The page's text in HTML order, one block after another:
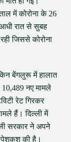
में कोरोना के 26
आधी रात से सुबह
जिससे कोरोना
बेंगलुरू में हालात
10,489 नए मामले
रेट गिरकर
हैं। दिल्ली में
सरकार ने अपने
पेशकश की है।